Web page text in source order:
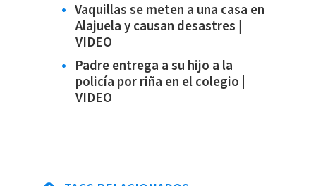
Vaquillas se meten a una casa en
Alajuela y causan desastres |
VIDEO
Padre entrega a su hijo a la
policía por riña en el colegio |
VIDEO